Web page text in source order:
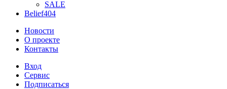
SALE
Belief404
Новости
О проекте
Контакты
Вход
Сервис
Подписаться